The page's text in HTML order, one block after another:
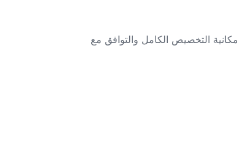
التخصيص الكامل والتوافق مع